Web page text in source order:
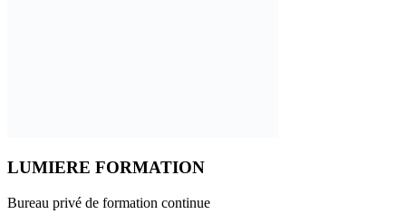
LUMIERE FORMATION
Bureau privé de formation continue